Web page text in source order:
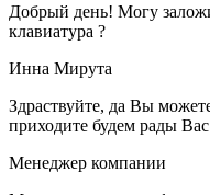
Добрый день! Могу
клавиатура ?
Инна Мирута
Здраствуйте, да Вы
приходите будем рады
Менеджер компании